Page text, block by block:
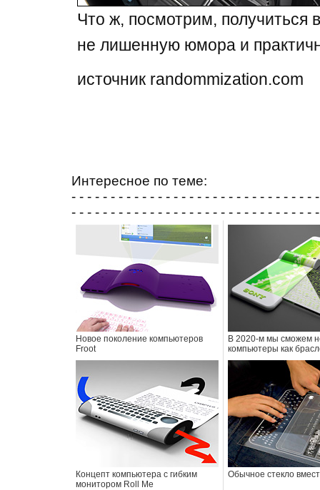
Что ж, посмотрим, получиться
не лишенную юмора и
источник randommization.com
Интересное по теме:
- - - - - - - - - - - - - - - - - - - - - - - - - - - - - - -
- - - - - - - - - - - - - - - - - - - - - - - - - - - - - - -
Новое поколение компьютеров
Froot
В 2020-м мы сможем
компьютеры как
Концепт компьютера с гибким
монитором Roll Me
Обычное стекло